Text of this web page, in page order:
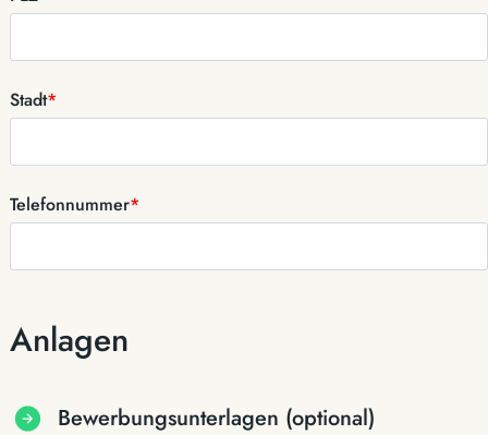
Stadt*
Telefonnummer*
Anlagen
Bewerbungsunterlagen (optional)